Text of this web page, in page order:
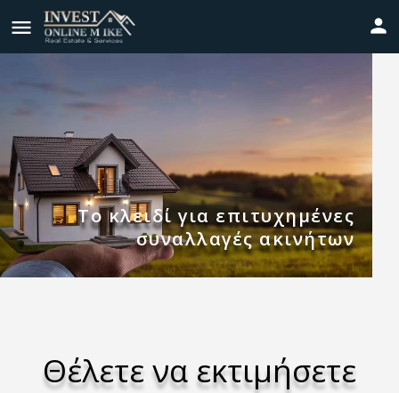
Το κλειδί για επιτυχημένες
συναλλαγές ακινήτων
Θέλετε να εκτιμήσετε